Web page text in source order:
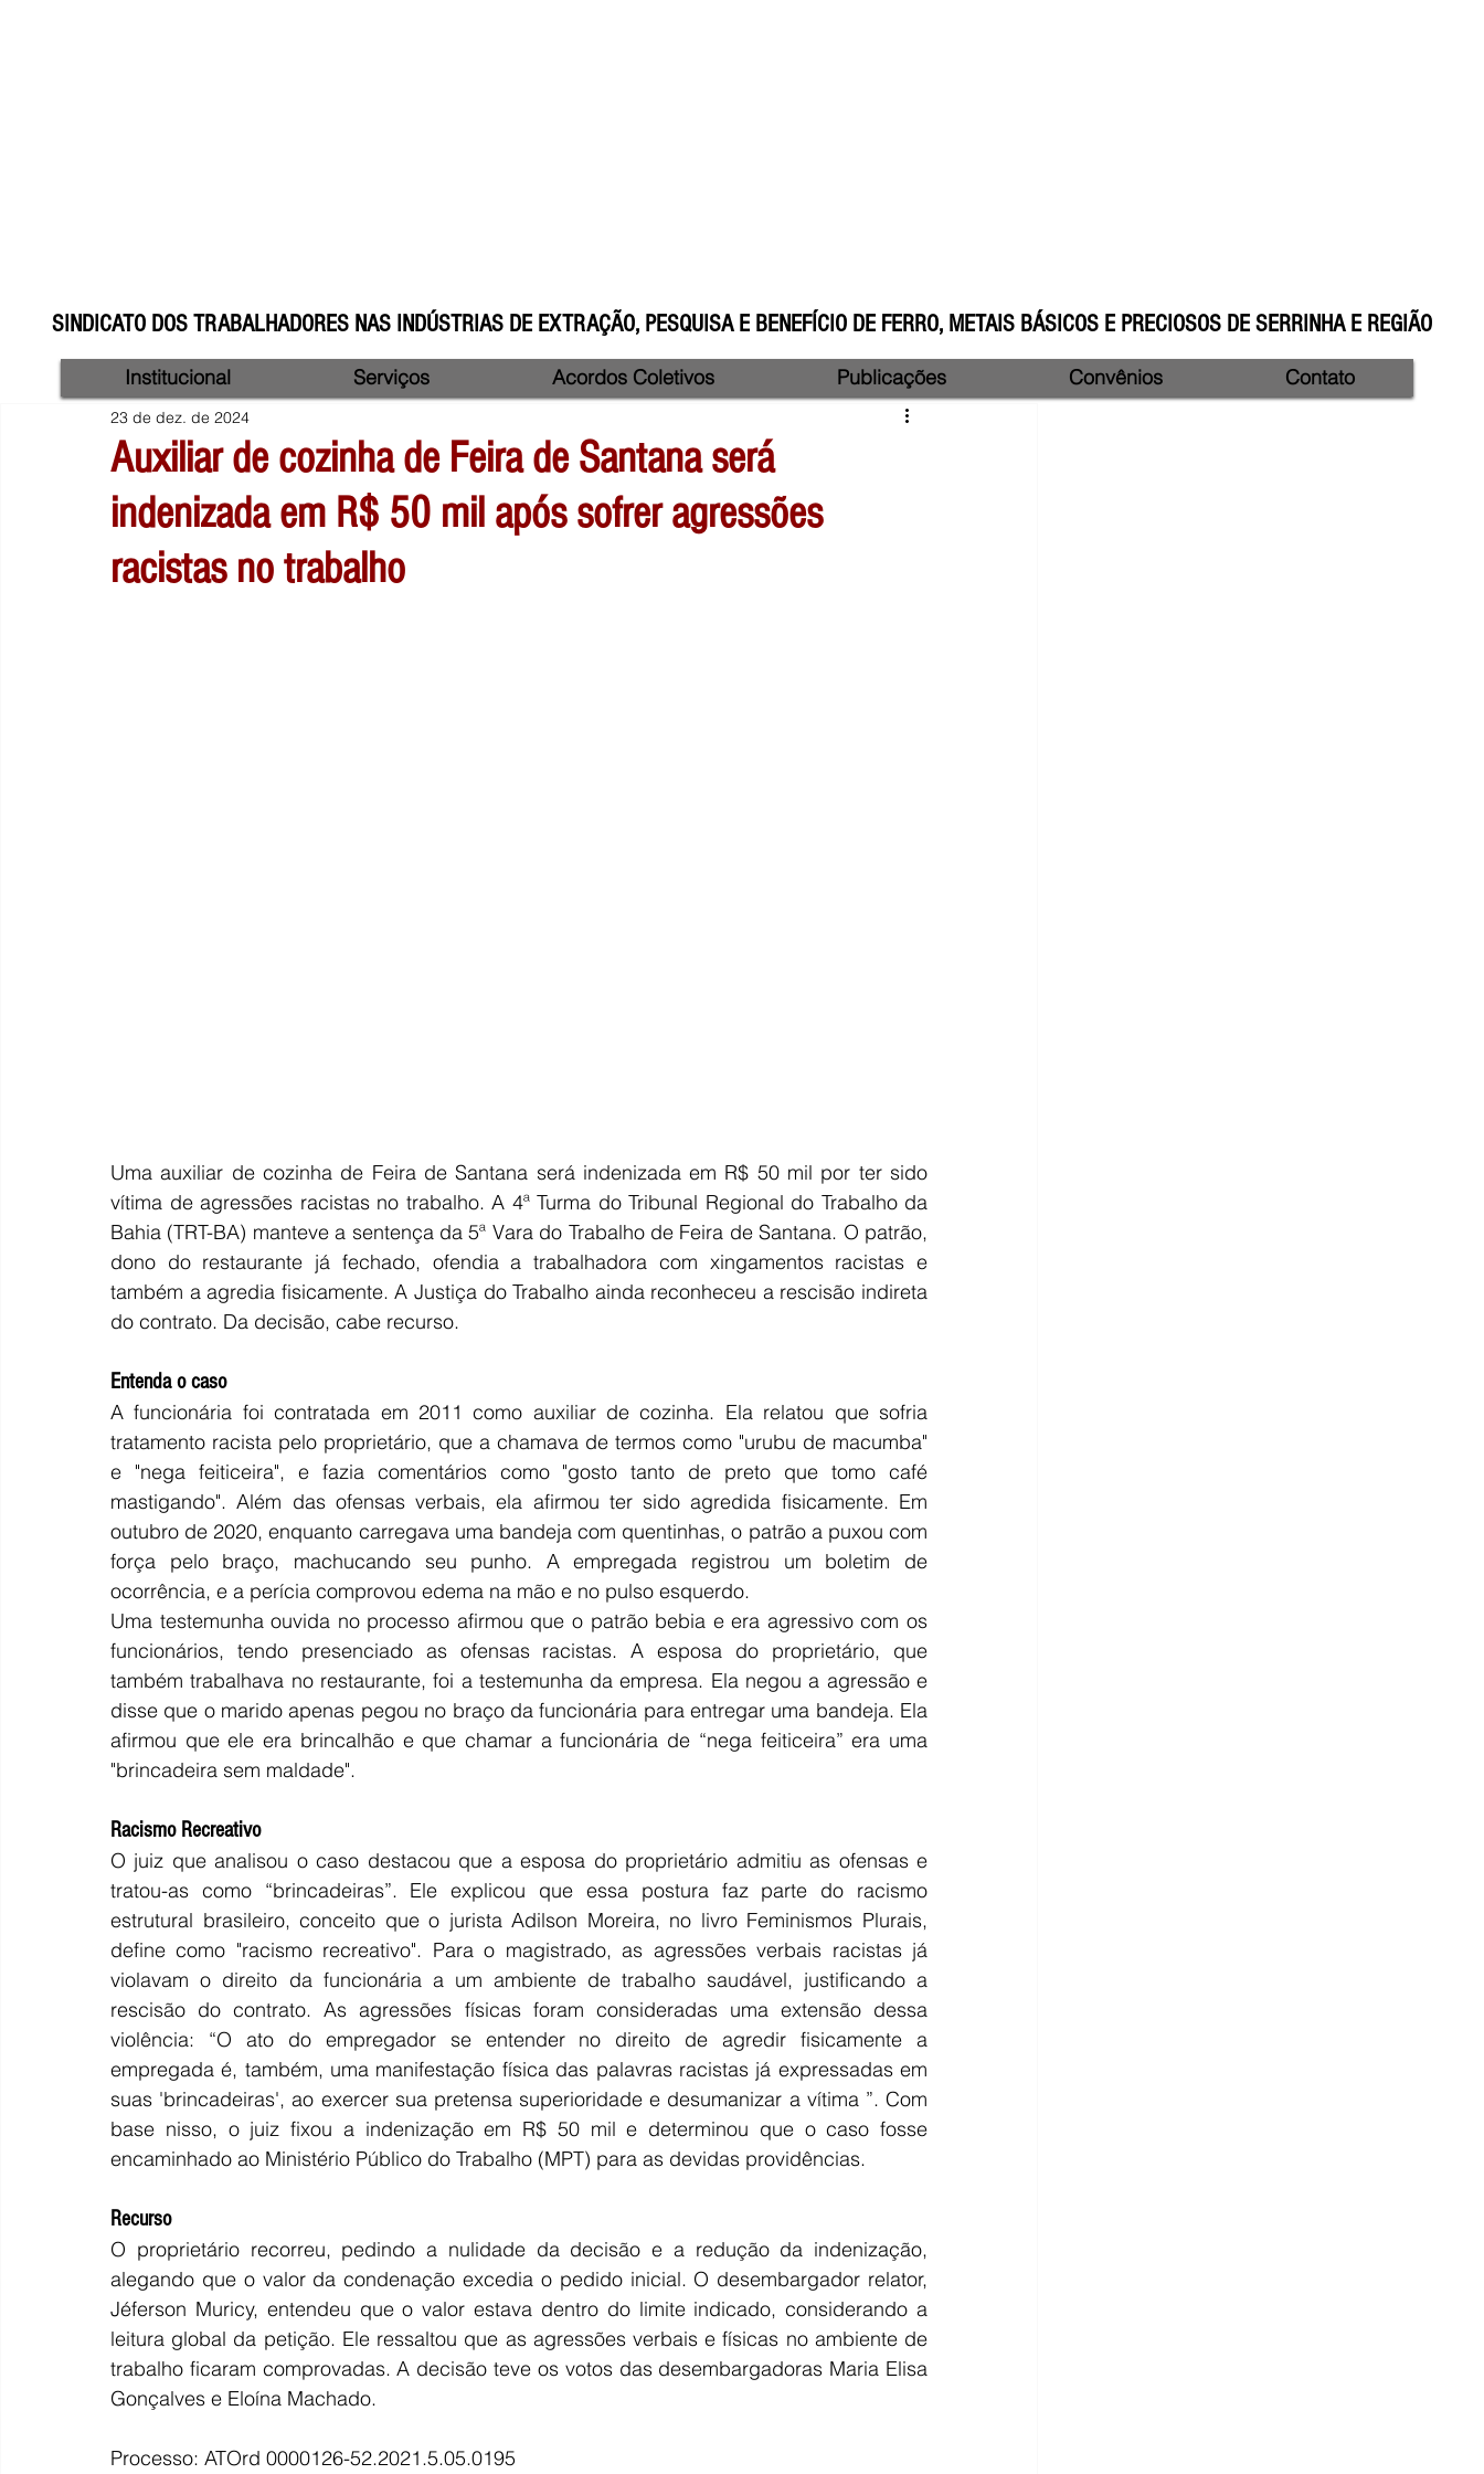
SINDICATO DOS TRABALHADORES NAS INDÚSTRIAS DE EXTRAÇÃO, PESQUISA E BENEFÍCIO DE FERRO, METAIS BÁSICOS E PRECIOSOS DE SERRINHA E REGIÃO
Auxiliar de cozinha de Feira de Santana será
indenizada em R$ 50 mil após sofrer agressões
racistas no trabalho
23 de dez. de 2024
Uma auxiliar de cozinha de Feira de Santana será indenizada em R$ 50 mil por ter sido
vítima de agressões racistas no trabalho. A 4ª Turma do Tribunal Regional do Trabalho da
Bahia (TRT-BA) manteve a sentença da 5ª Vara do Trabalho de Feira de Santana. O patrão,
dono do restaurante já fechado, ofendia a trabalhadora com xingamentos racistas e
também a agredia fisicamente. A Justiça do Trabalho ainda reconheceu a rescisão indireta
do contrato. Da decisão, cabe recurso.
Entenda o caso
A funcionária foi contratada em 2011 como auxiliar de cozinha. Ela relatou que sofria
tratamento racista pelo proprietário, que a chamava de termos como "urubu de macumba"
e "nega feiticeira", e fazia comentários como "gosto tanto de preto que tomo café
mastigando". Além das ofensas verbais, ela afirmou ter sido agredida fisicamente. Em
outubro de 2020, enquanto carregava uma bandeja com quentinhas, o patrão a puxou com
força pelo braço, machucando seu punho. A empregada registrou um boletim de
ocorrência, e a perícia comprovou edema na mão e no pulso esquerdo.
Uma testemunha ouvida no processo afirmou que o patrão bebia e era agressivo com os
funcionários, tendo presenciado as ofensas racistas. A esposa do proprietário, que
também trabalhava no restaurante, foi a testemunha da empresa. Ela negou a agressão e
disse que o marido apenas pegou no braço da funcionária para entregar uma bandeja. Ela
afirmou que ele era brincalhão e que chamar a funcionária de “nega feiticeira” era uma
"brincadeira sem maldade".
Racismo Recreativo
O juiz que analisou o caso destacou que a esposa do proprietário admitiu as ofensas e
tratou-as como “brincadeiras”. Ele explicou que essa postura faz parte do racismo
estrutural brasileiro, conceito que o jurista Adilson Moreira, no livro Feminismos Plurais,
define como "racismo recreativo". Para o magistrado, as agressões verbais racistas já
violavam o direito da funcionária a um ambiente de trabalho saudável, justificando a
rescisão do contrato. As agressões físicas foram consideradas uma extensão dessa
violência: “O ato do empregador se entender no direito de agredir fisicamente a
empregada é, também, uma manifestação física das palavras racistas já expressadas em
suas 'brincadeiras', ao exercer sua pretensa superioridade e desumanizar a vítima ”. Com
base nisso, o juiz fixou a indenização em R$ 50 mil e determinou que o caso fosse
encaminhado ao Ministério Público do Trabalho (MPT) para as devidas providências.
Recurso
O proprietário recorreu, pedindo a nulidade da decisão e a redução da indenização,
alegando que o valor da condenação excedia o pedido inicial. O desembargador relator,
Jéferson Muricy, entendeu que o valor estava dentro do limite indicado, considerando a
leitura global da petição. Ele ressaltou que as agressões verbais e físicas no ambiente de
trabalho ficaram comprovadas. A decisão teve os votos das desembargadoras Maria Elisa
Gonçalves e Eloína Machado.
Processo: ATOrd 0000126-52.2021.5.05.0195
Institucional Serviços Acordos Coletivos Publicações Convênios Contato